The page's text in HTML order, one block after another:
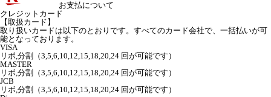
お支払について
クレジットカード
【取扱カード】
取り扱いカードは以下のとおりです。すべてのカード会社で、一括払いが可
能となっております。
VISA
リボ,分割（3,5,6,10,12,15,18,20,24 回が可能です）
MASTER
リボ,分割（3,5,6,10,12,15,18,20,24 回が可能です）
JCB
リボ,分割（3,5,6,10,12,15,18,20,24 回が可能です）